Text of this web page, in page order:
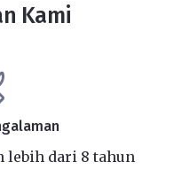
Kami
lebih dari 8 tahun